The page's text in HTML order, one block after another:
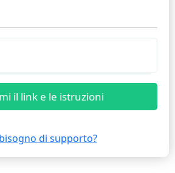
il link e le istruzioni
di supporto?